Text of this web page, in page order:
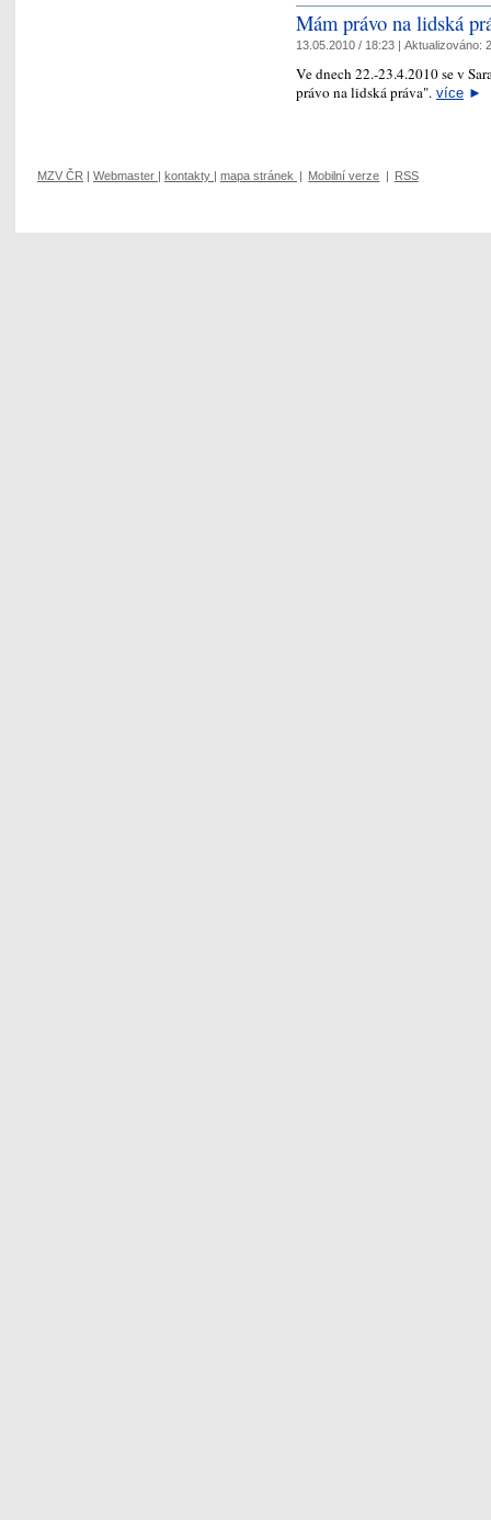
Mám právo na lidská
13.05.2010 / 18:23 | Aktualizováno:
Ve dnech 22.-23.4.2010 se v
právo na lidská práva". více ►
MZV ČR | Webmaster | kontakty | mapa stránek | Mobilní verze | RSS